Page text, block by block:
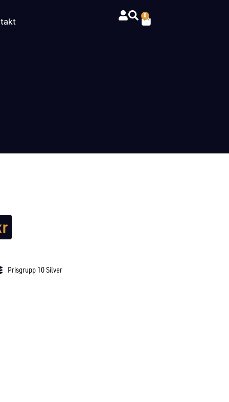
0
Prisgrupp 10 Silver